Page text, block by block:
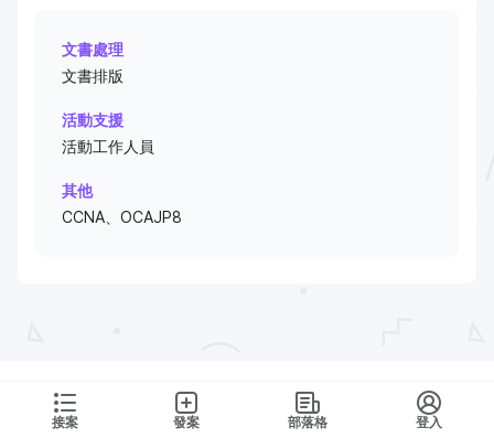
接案 發案 部落格 登入
文書處理
文書排版
活動支援
活動工作人員
其他
CCNA、OCAJP8